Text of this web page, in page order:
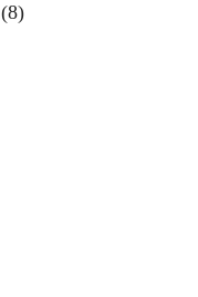
(8)